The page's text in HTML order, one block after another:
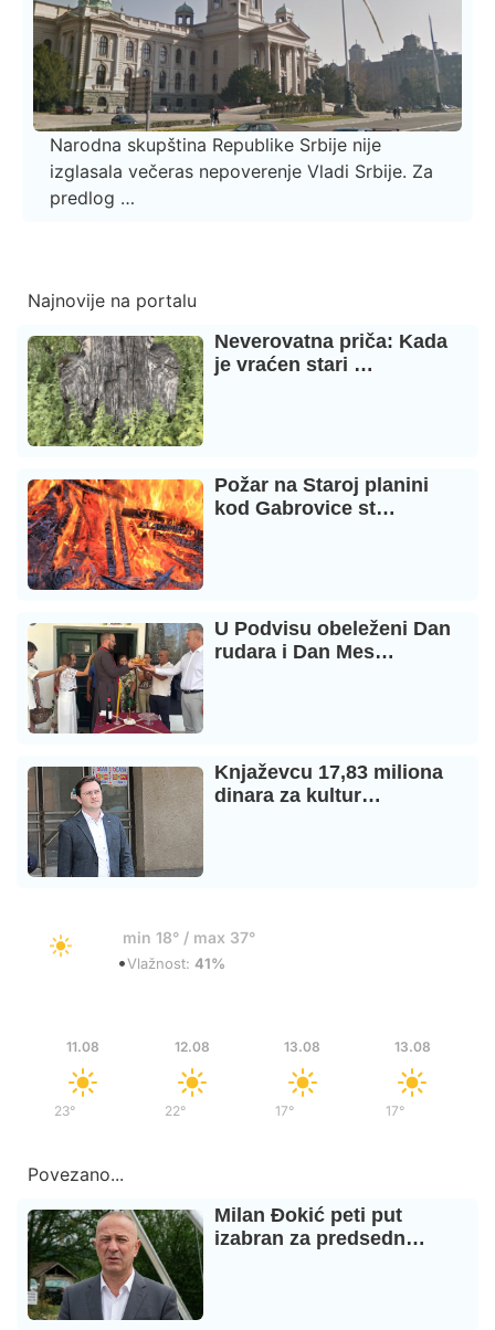
Narodna skupština Republike Srbije nije
izglasala večeras nepoverenje Vladi Srbije. Za
predlog …
Najnovije na portalu
Neverovatna priča: Kada
je vraćen stari …
Požar na Staroj planini
kod Gabrovice st…
U Podvisu obeleženi Dan
rudara i Dan Mes…
Knjaževcu 17,83 miliona
dinara za kultur…
min 18° / max 37°
•Vlažnost: 41%
11.08
23°
12.08
22°/
13.08
17°
13.08
17°/
Povezano...
Milan Đokić peti put
izabran za predsedn…